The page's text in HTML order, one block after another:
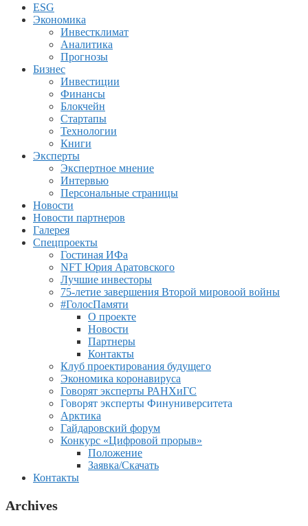
ESG
Экономика
Инвестклимат
Аналитика
Прогнозы
Бизнес
Инвестиции
Финансы
Блокчейн
Стартапы
Технологии
Книги
Эксперты
Экспертное мнение
Интервью
Персональные страницы
Новости
Новости партнеров
Галерея
Спецпроекты
Гостиная ИФа
NFT Юрия Аратовского
Лучшие инвесторы
75-летие завершения Второй мировоой войны
#ГолосПамяти
О проекте
Новости
Партнеры
Контакты
Клуб проектирования будущего
Экономика коронавируса
Говорят эксперты РАНХиГС
Говорят эксперты Финуниверситета
Арктика
Гайдаровский форум
Конкурс «Цифровой прорыв»
Положение
Заявка/Скачать
Контакты
Archives